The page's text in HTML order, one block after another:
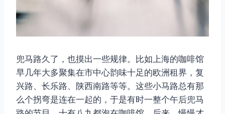
兜马路久了，也摸出一些规律。比如上海的咖啡馆
早几年大多聚集在市中心韵味十足的欧洲租界，复
兴路、长乐路、陕西南路等等。这些小马路总有那
么个拐弯是连在一起的，于是有时一整个午后兜马